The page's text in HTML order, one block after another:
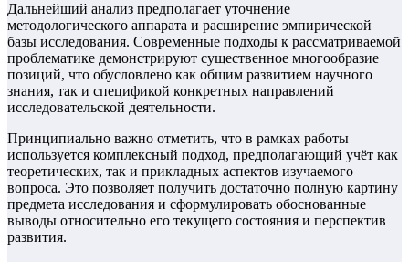
Дальнейший анализ предполагает уточнение
методологического аппарата и расширение эмпирической
базы исследования. Современные подходы к рассматриваемой
проблематике демонстрируют существенное многообразие
позиций, что обусловлено как общим развитием научного
знания, так и спецификой конкретных направлений
исследовательской деятельности.
Принципиально важно отметить, что в рамках работы
используется комплексный подход, предполагающий учёт как
теоретических, так и прикладных аспектов изучаемого
вопроса. Это позволяет получить достаточно полную картину
предмета исследования и сформулировать обоснованные
выводы относительно его текущего состояния и перспектив
развития.